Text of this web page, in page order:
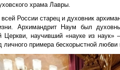
храма Лавры.
России старец и духовник
Архимандрит Наум был
Церкви, научивший «науке из
личного примера бескорыстной